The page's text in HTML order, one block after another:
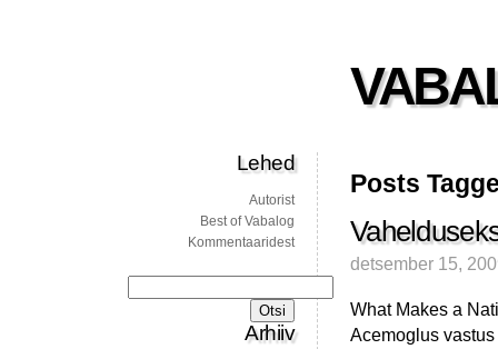
Posts
detsember 15,
What Makes a
Acemoglus
Lehed
Autorist
Best of Vabalog
Kommentaaridest
Arhiiv